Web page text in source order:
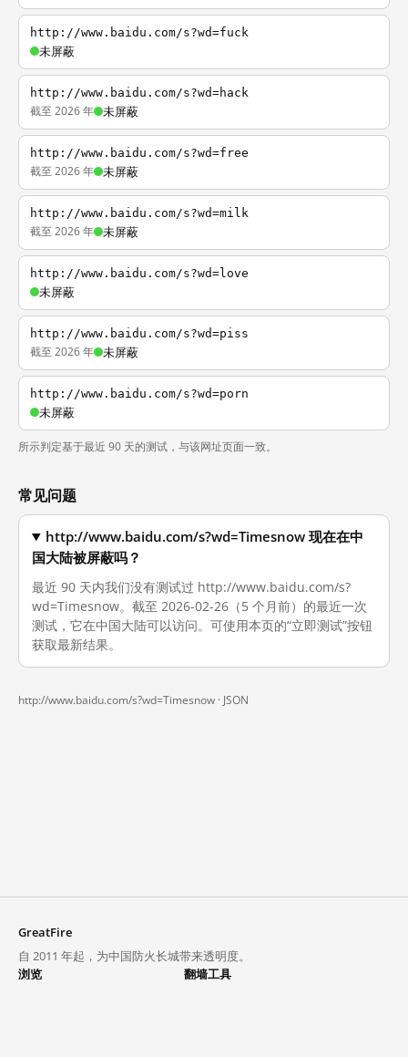
http://www.baidu.com/s?wd=fuck
未屏蔽
http://www.baidu.com/s?wd=hack
截至 2026 年 未屏蔽
http://www.baidu.com/s?wd=free
截至 2026 年 未屏蔽
http://www.baidu.com/s?wd=milk
截至 2026 年 未屏蔽
http://www.baidu.com/s?wd=love
未屏蔽
http://www.baidu.com/s?wd=piss
截至 2026 年 未屏蔽
http://www.baidu.com/s?wd=porn
未屏蔽
所示判定基于最近 90 天的测试，与该网址页面一致。
常见问题
http://www.baidu.com/s?wd=Timesnow 现在在中
国大陆被屏蔽吗？
最近 90 天内我们没有测试过 http://www.baidu.com/s?
wd=Timesnow。截至 2026-02-26（5 个月前）的最近一次
测试，它在中国大陆可以访问。可使用本页的“立即测试”按钮
获取最新结果。
http://www.baidu.com/s?wd=Timesnow · JSON
GreatFire
自 2011 年起，为中国防火长城带来透明度。
浏览
翻墙工具